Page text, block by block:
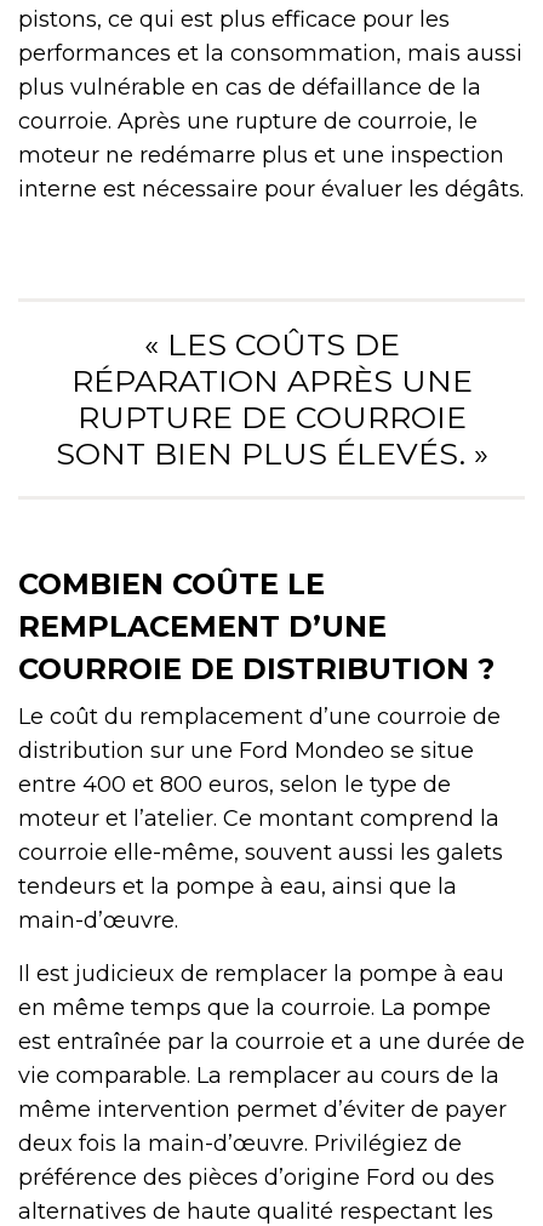
pistons, ce qui est plus efficace pour les
performances et la consommation, mais aussi
plus vulnérable en cas de défaillance de la
courroie. Après une rupture de courroie, le
moteur ne redémarre plus et une inspection
interne est nécessaire pour évaluer les dégâts.
« LES COÛTS DE
RÉPARATION APRÈS UNE
RUPTURE DE COURROIE
SONT BIEN PLUS ÉLEVÉS. »
COMBIEN COÛTE LE
REMPLACEMENT D’UNE
COURROIE DE DISTRIBUTION ?
Le coût du remplacement d’une courroie de
distribution sur une Ford Mondeo se situe
entre 400 et 800 euros, selon le type de
moteur et l’atelier. Ce montant comprend la
courroie elle-même, souvent aussi les galets
tendeurs et la pompe à eau, ainsi que la
main-d’œuvre.
Il est judicieux de remplacer la pompe à eau
en même temps que la courroie. La pompe
est entraînée par la courroie et a une durée de
vie comparable. La remplacer au cours de la
même intervention permet d’éviter de payer
deux fois la main-d’œuvre. Privilégiez de
préférence des pièces d’origine Ford ou des
alternatives de haute qualité respectant les